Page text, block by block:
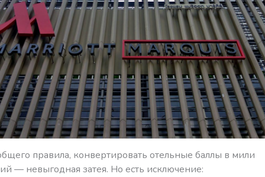
правила, конвертировать отельные баллы в мили
— невыгодная затея. Но есть исключение: